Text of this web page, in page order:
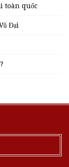
toàn quốc
Đại